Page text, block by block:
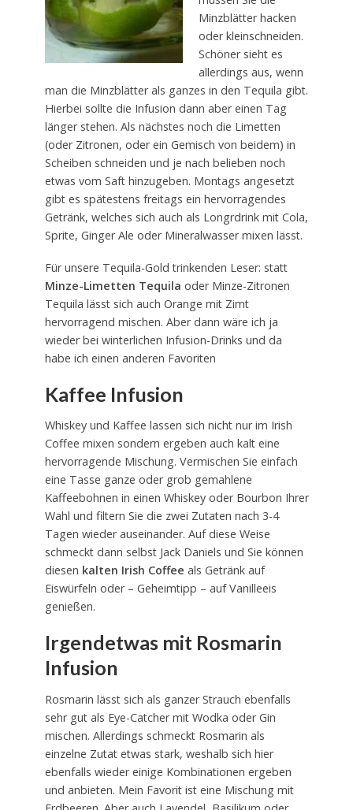
Minzblätter hacken
oder kleinschneiden.
Schöner sieht es
allerdings aus, wenn
man die Minzblätter als ganzes in den Tequila gibt.
Hierbei sollte die Infusion dann aber einen Tag
länger stehen. Als nächstes noch die Limetten
(oder Zitronen, oder ein Gemisch von beidem) in
Scheiben schneiden und je nach belieben noch
etwas vom Saft hinzugeben. Montags angesetzt
gibt es spätestens freitags ein hervorragendes
Getränk, welches sich auch als Longrdrink mit Cola,
Sprite, Ginger Ale oder Mineralwasser mixen lässt.
Für unsere Tequila-Gold trinkenden Leser: statt
Minze-Limetten Tequila oder Minze-Zitronen
Tequila lässt sich auch Orange mit Zimt
hervorragend mischen. Aber dann wäre ich ja
wieder bei winterlichen Infusion-Drinks und da
habe ich einen anderen Favoriten
Kaffee Infusion
Whiskey und Kaffee lassen sich nicht nur im Irish
Coffee mixen sondern ergeben auch kalt eine
hervorragende Mischung. Vermischen Sie einfach
eine Tasse ganze oder grob gemahlene
Kaffeebohnen in einen Whiskey oder Bourbon Ihrer
Wahl und filtern Sie die zwei Zutaten nach 3-4
Tagen wieder auseinander. Auf diese Weise
schmeckt dann selbst Jack Daniels und Sie können
diesen kalten Irish Coffee als Getränk auf
Eiswürfeln oder – Geheimtipp – auf Vanilleeis
genießen.
Irgendetwas mit Rosmarin
Infusion
Rosmarin lässt sich als ganzer Strauch ebenfalls
sehr gut als Eye-Catcher mit Wodka oder Gin
mischen. Allerdings schmeckt Rosmarin als
einzelne Zutat etwas stark, weshalb sich hier
ebenfalls wieder einige Kombinationen ergeben
und anbieten. Mein Favorit ist eine Mischung mit